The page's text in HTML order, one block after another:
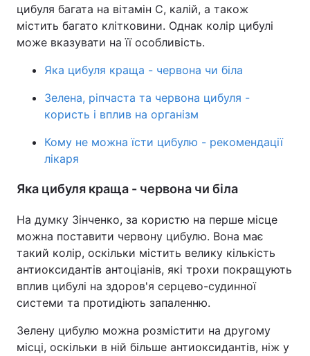
Тема оформлення
цибуля багата на вітамін С, калій, а також
містить багато клітковини. Однак колір цибулі
може вказувати на її особливість.
Яка цибуля краща - червона чи біла
Зелена, ріпчаста та червона цибуля -
користь і вплив на організм
Кому не можна їсти цибулю - рекомендації
лікаря
Яка цибуля краща - червона чи біла
На думку Зінченко, за користю на перше місце
можна поставити червону цибулю. Вона має
такий колір, оскільки містить велику кількість
антиоксидантів антоціанів, які трохи покращують
вплив цибулі на здоров'я серцево-судинної
системи та протидіють запаленню.
Зелену цибулю можна розмістити на другому
місці, оскільки в ній більше антиоксидантів, ніж у